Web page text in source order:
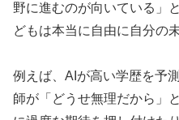
野に進むのが向いている」
どもは本当に自由に自分の
例えば、AIが高い学歴を予
師が「どうせ無理だから」